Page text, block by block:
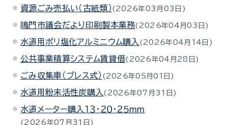
資源ごみ売払い（古紙類） 2026年03月03日
鳴門市議会だより印刷製本業務 2026年04月03日
水道用ポリ塩化アルミニウム購入 2026年04月14日
公共事業積算システム賃貸借 2026年04月28日
ごみ収集車（プレス式） 2026年05月01日
水道用粉末活性炭購入 2026年07月31日
水道メーター購入１３・２０・２５ｍｍ
2026年07月31日